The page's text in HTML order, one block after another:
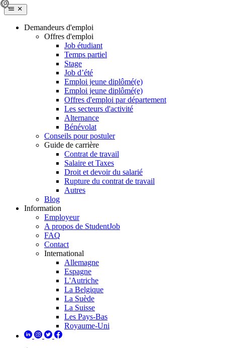
Demandeurs d'emploi
Offres d'emploi
Job étudiant
Temps partiel
Stage
Job d’été
Emploi jeune diplômé(e)
Emploi jeune diplômé(e)
Offres d'emploi par département
Les secteurs d'activité
Alternance
Bénévolat
Conseils pour postuler
Guide de carrière
Contrat de travail
Salaire et Taxes
Droit et devoir du salarié
Rupture du contrat de travail
Autres
Blog
Information
Employeur
A propos de StudentJob
FAQ
Contact
International
Allemagne
Espagne
L'Autriche
La Belgique
La Suède
La Suisse
Les Pays-Bas
Royaume-Uni